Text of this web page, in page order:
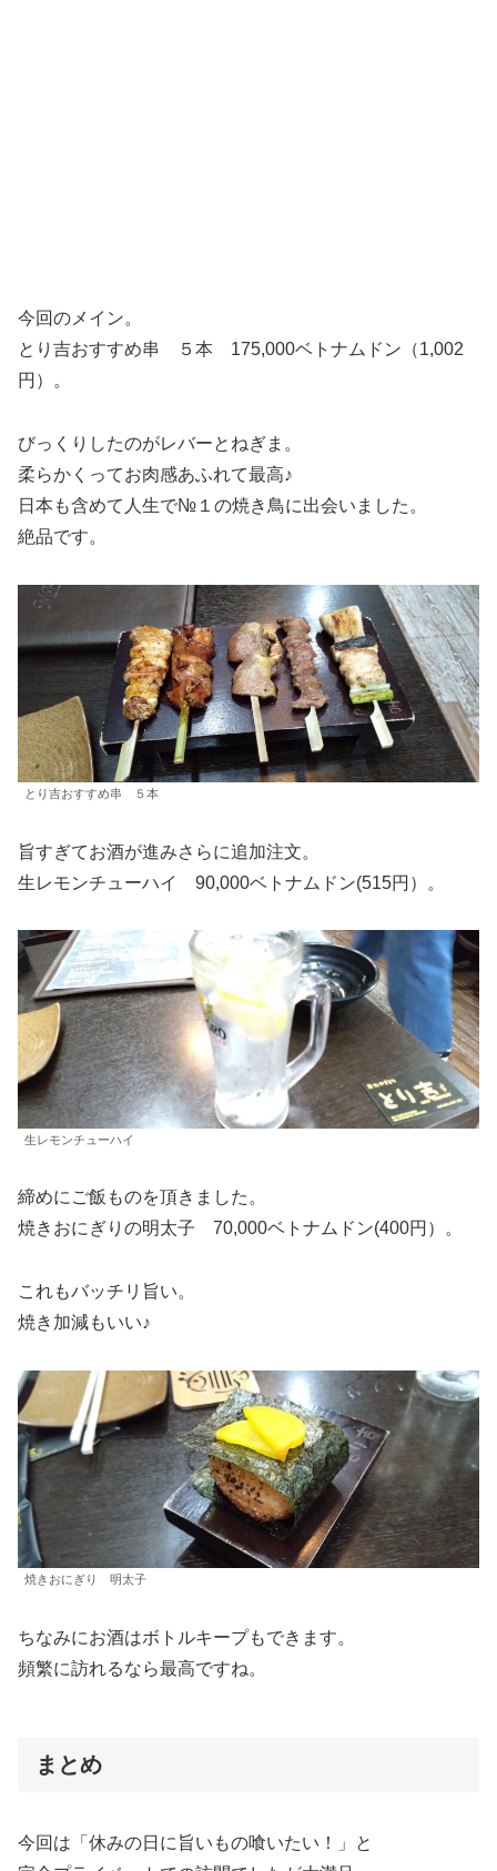
今回のメイン。
とり吉おすすめ串 ５本 175,000ベトナムドン（1,002
円）。
びっくりしたのがレバーとねぎま。
柔らかくってお肉感あふれて最高♪
日本も含めて人生で№１の焼き鳥に出会いました。
絶品です。
とり吉おすすめ串 ５本
旨すぎてお酒が進みさらに追加注文。
生レモンチューハイ 90,000ベトナムドン(515円）。
生レモンチューハイ
締めにご飯ものを頂きました。
焼きおにぎりの明太子 70,000ベトナムドン(400円）。
これもバッチリ旨い。
焼き加減もいい♪
焼きおにぎり 明太子
ちなみにお酒はボトルキープもできます。
頻繁に訪れるなら最高ですね。
まとめ
今回は「休みの日に旨いもの喰いたい！」と